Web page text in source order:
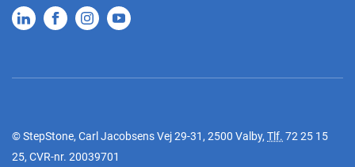
© StepStone, Carl Jacobsens Vej 29-31, 2500 Valby, Tlf. 72 25 15
25, CVR-nr. 20039701